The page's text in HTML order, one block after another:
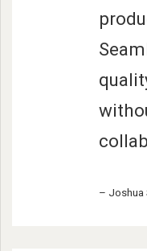
– Joshua